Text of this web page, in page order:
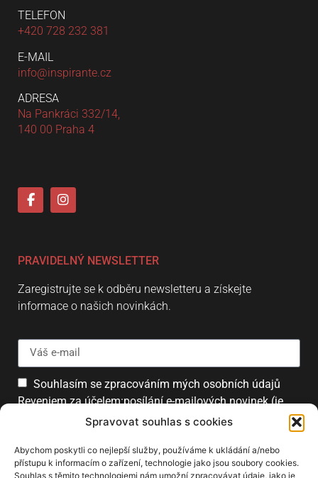
Spravovat souhlas s cookies
Abychom poskytli co nejlepší služby, používáme k ukládání a/nebo
přístupu k informacím o zařízení, technologie jako jsou soubory cookies.
Souhlas s těmito technologiemi nám umožní zpracovávat údaje, jako je
TELEFON
+420 728 232 381
E-MAIL
info@inspirante.cz
ADRESA
Na Pankráci 332/14,
140 00 Praha 4
PRAVIDELNÝ NEWSLETTER
Zaregistrujte se k odběru newsletteru a získejte
informace o našich novinkách.
Souhlasím se zpracováním mých osobních údajů
Reveniem za účelem:posílání e-mailových novinek (je
možné se kdykoliv odhlásit).
Přihlásit